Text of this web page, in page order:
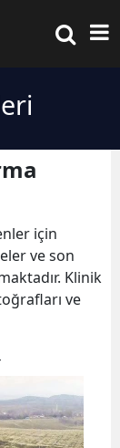
için
ve son
Klinik
ve